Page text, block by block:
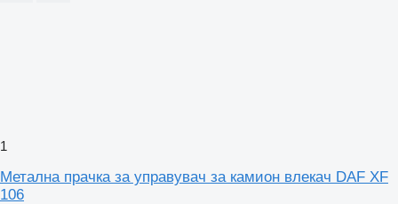
1
Метална прачка за управувач за камион влекач DAF XF
106